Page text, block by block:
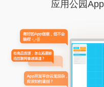
应用公园